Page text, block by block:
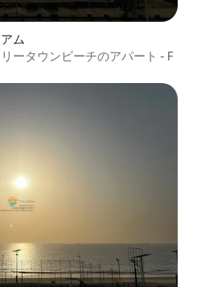
ム
ータウンビーチのアパート - F